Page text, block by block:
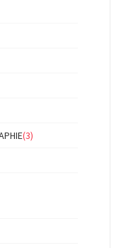
(3)